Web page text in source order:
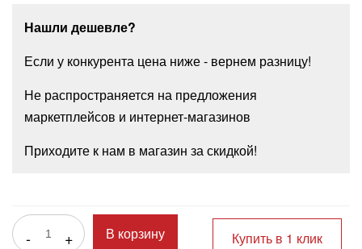
Нашли дешевле?
Если у конкурента цена ниже - вернем разницу!
Не распространяется на предложения
маркетплейсов и интернет-магазинов
Приходите к нам в магазин за скидкой!
- + В корзину Купить в 1 клик